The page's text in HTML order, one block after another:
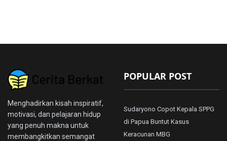
Menghadirkan kisah inspiratif,
motivasi, dan pelajaran hidup
yang penuh makna untuk
membangkitkan semangat
POPULAR POST
Sudaryono Copot Kepala SPPG
di Papua Buntut Kasus
Keracunan MBG